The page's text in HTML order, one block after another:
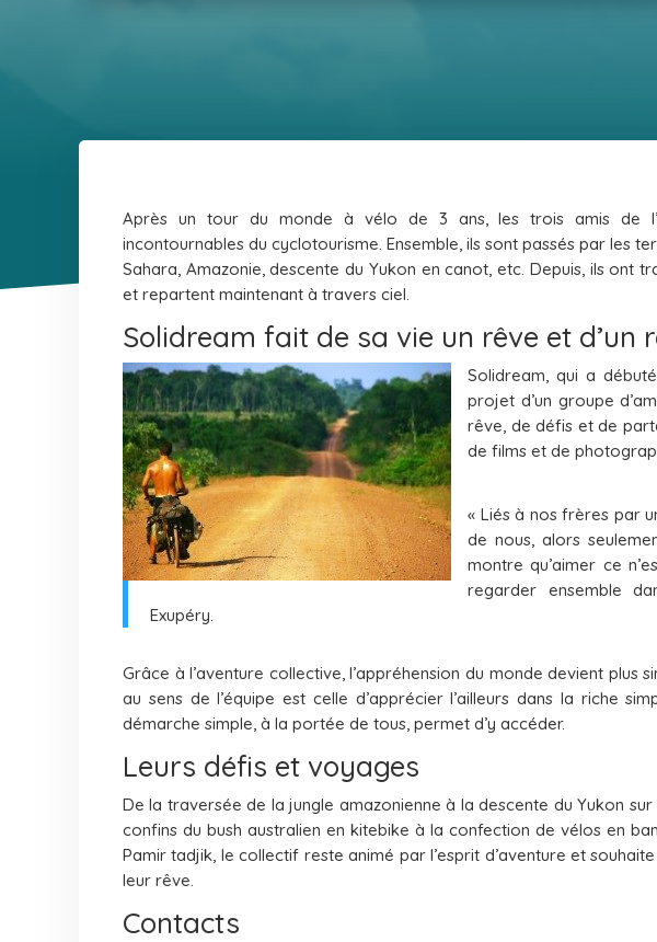
Après un tour du monde à vélo de 3 ans, les trois amis de
incontournables du cyclotourisme. Ensemble, ils sont passés par les
Sahara, Amazonie, descente du Yukon en canot, etc. Depuis, ils ont
et repartent maintenant à travers ciel.
Solidream fait de sa vie un rêve et d’un
Solidream, qui a
projet d’un groupe
rêve, de défis et de
de films et de
« Liés à nos frères par
de nous, alors
montre qu’aimer ce
regarder ensemble
Exupéry.
Grâce à l’aventure collective, l’appréhension du monde devient plus
au sens de l’équipe est celle d’apprécier l’ailleurs dans la riche
démarche simple, à la portée de tous, permet d’y accéder.
Leurs défis et voyages
De la traversée de la jungle amazonienne à la descente du Yukon
confins du bush australien en kitebike à la confection de vélos en
Pamir tadjik, le collectif reste animé par l’esprit d’aventure et
leur rêve.
Contacts